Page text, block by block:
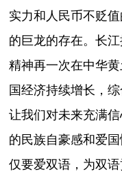
实力和人民币不贬
的巨龙的存在。长
精神再一次在中华
国经济持续增长，
让我们对未来充满
的民族自豪感和爱
仅要爱双语，为双